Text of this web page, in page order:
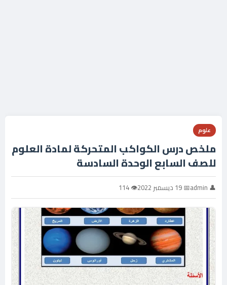
علوم
ملخص درس الكواكب المتحركة لمادة العلوم
للصف السابع الوحدة السادسة
👤 admin 📅 19 ديسمبر 2022 👁 114